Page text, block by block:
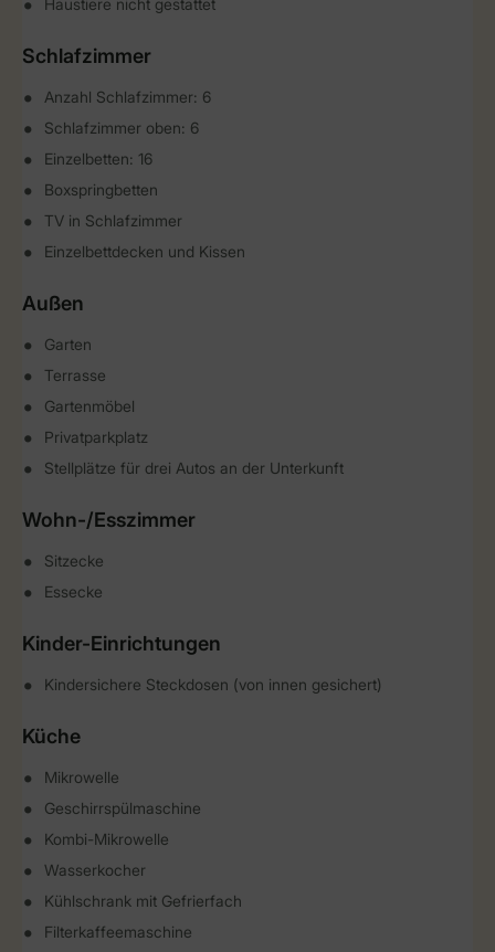
Haustiere nicht gestattet
Schlafzimmer
Anzahl Schlafzimmer: 6
Schlafzimmer oben: 6
Einzelbetten: 16
Boxspringbetten
TV in Schlafzimmer
Einzelbettdecken und Kissen
Außen
Garten
Terrasse
Gartenmöbel
Privatparkplatz
Stellplätze für drei Autos an der Unterkunft
Wohn-/Esszimmer
Sitzecke
Essecke
Kinder-Einrichtungen
Kindersichere Steckdosen (von innen gesichert)
Küche
Mikrowelle
Geschirrspülmaschine
Kombi-Mikrowelle
Wasserkocher
Kühlschrank mit Gefrierfach
Filterkaffeemaschine